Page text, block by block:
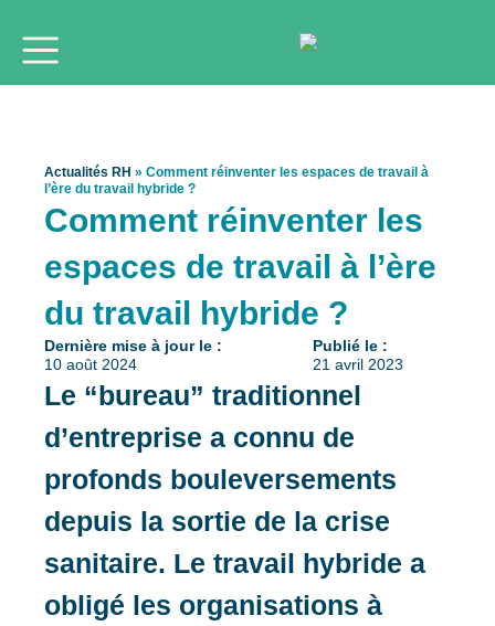
Actualités RH » Comment réinventer les espaces de travail à
l’ère du travail hybride ?
Comment réinventer les
espaces de travail à l’ère
du travail hybride ?
Dernière mise à jour le :
10 août 2024
Publié le :
21 avril 2023
Le “bureau” traditionnel
d’entreprise a connu de
profonds bouleversements
depuis la sortie de la crise
sanitaire. Le travail hybride a
obligé les organisations à